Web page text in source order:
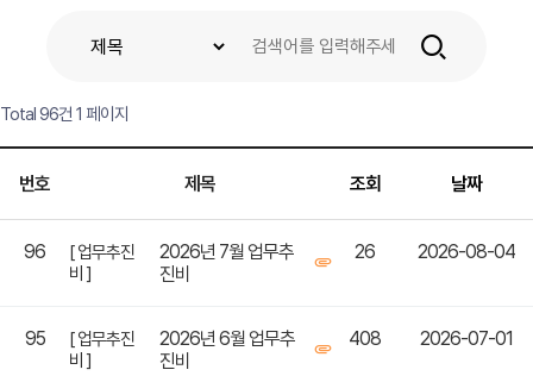
Total 96건 1 페이지
번호 제목 조회 날짜
96
[ 업무추진
비 ]
2026년 7월 업무추
진비
26 2026-08-04
95
[ 업무추진
비 ]
2026년 6월 업무추
진비
408 2026-07-01